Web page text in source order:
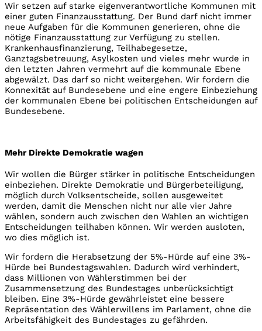
Wir setzen auf starke eigenverantwortliche Kommunen mit
einer guten Finanzausstattung. Der Bund darf nicht immer
neue Aufgaben für die Kommunen generieren, ohne die
nötige Finanzausstattung zur Verfügung zu stellen.
Krankenhausfinanzierung, Teilhabegesetze,
Ganztagsbetreuung, Asylkosten und vieles mehr wurde in
den letzten Jahren vermehrt auf die kommunale Ebene
abgewälzt. Das darf so nicht weitergehen. Wir fordern die
Konnexität auf Bundesebene und eine engere Einbeziehung
der kommunalen Ebene bei politischen Entscheidungen auf
Bundesebene.
Mehr Direkte Demokratie wagen
Wir wollen die Bürger stärker in politische Entscheidungen
einbeziehen. Direkte Demokratie und Bürgerbeteiligung,
möglich durch Volksentscheide, sollen ausgeweitet
werden, damit die Menschen nicht nur alle vier Jahre
wählen, sondern auch zwischen den Wahlen an wichtigen
Entscheidungen teilhaben können. Wir werden ausloten,
wo dies möglich ist.
Wir fordern die Herabsetzung der 5%-Hürde auf eine 3%-
Hürde bei Bundestagswahlen. Dadurch wird verhindert,
dass Millionen von Wählerstimmen bei der
Zusammensetzung des Bundestages unberücksichtigt
bleiben. Eine 3%-Hürde gewährleistet eine bessere
Repräsentation des Wählerwillens im Parlament, ohne die
Arbeitsfähigkeit des Bundestages zu gefährden.